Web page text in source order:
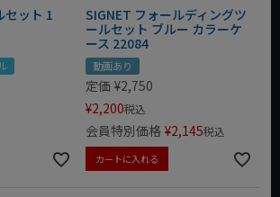
セット 1
SIGNET フォールディングツ
ールセット ブルー カラーケ
ース 22084
動画あり
定価 ¥2,750
¥2,200税込
会員特別価格 ¥2,145税込
カートに入れる